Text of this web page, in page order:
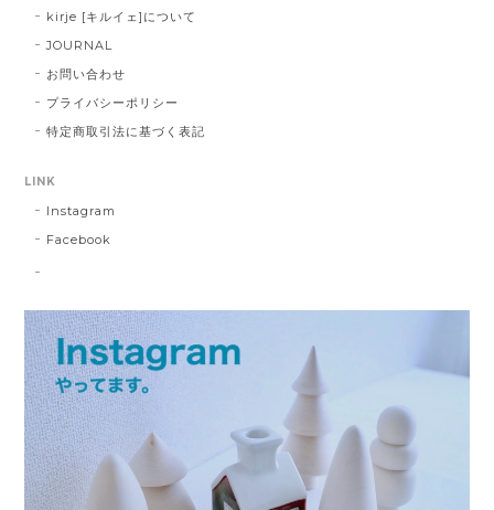
kirje [キルイェ]について
JOURNAL
お問い合わせ
プライバシーポリシー
特定商取引法に基づく表記
LINK
Instagram
Facebook